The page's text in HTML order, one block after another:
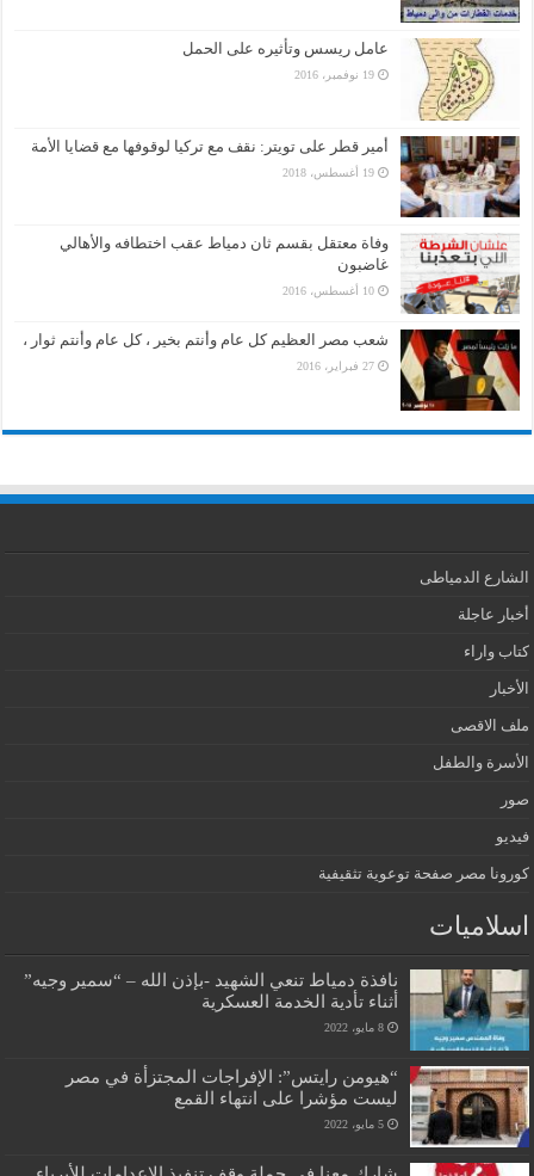
عامل ريسس وتأثيره على الحمل
19 نوفمبر، 2016
أمير قطر على تويتر: نقف مع تركيا لوقوفها مع قضايا الأمة
19 أغسطس، 2018
وفاة معتقل بقسم ثان دمياط عقب اختطافه والأهالي
غاضبون
10 أغسطس، 2016
شعب مصر العظيم كل عام وأنتم بخير ، كل عام وأنتم ثوار ،
27 فبراير، 2016
الشارع الدمياطى
أخبار عاجلة
كتاب واراء
الأخبار
ملف الاقصى
الأسرة والطفل
صور
فيديو
كورونا مصر صفحة توعوية تثقيفية
اسلاميات
نافذة دمياط تنعي الشهيد -بإذن الله – “سمير وجيه”
أثناء تأدية الخدمة العسكرية
8 مايو، 2022
“هيومن رايتس”: الإفراجات المجتزأة في مصر
ليست مؤشرا على انتهاء القمع
5 مايو، 2022